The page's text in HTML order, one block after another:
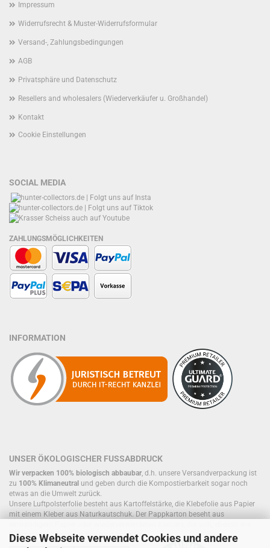
Diese Webseite verwendet Cookies und andere
Impressum
Widerrufsrecht & Muster-Widerrufsformular
Versand-, Zahlungsbedingungen
AGB
Privatsphäre und Datenschutz
Resellers and wholesalers (Wiederverkäufer u. Großhandel)
Kontakt
Cookie Einstellungen
SOCIAL MEDIA
ZAHLUNGSMÖGLICHKEITEN
INFORMATION
UNSER ÖKOLOGISCHER FUSSABDRUCK
Wir verpacken 100% biologisch abbaubar, d.h. unsere Versandverpackung ist
zu 100% Klimaneutral und geben durch die Kompostierbarkeit sogar noch
etwas an die Umwelt zurück.
Unsere Luftpolsterfolie besteht aus Kartoffelstärke, die Klebefolie aus Papier
mit einem Kleber aus Naturkautschuk. Der Pappkarton beseht aus
Füllmaterial, bereits im Kreislauf befinden.